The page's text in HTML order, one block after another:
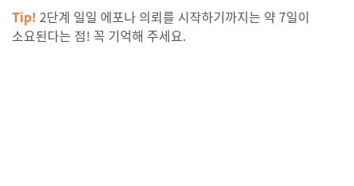
Tip! 2단계 일일 에포나 의뢰를 시작하기까지는 약 7일이
소요된다는 점! 꼭 기억해 주세요.